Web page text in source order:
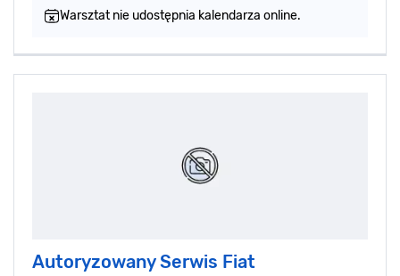
Warsztat nie udostępnia kalendarza online.
Autoryzowany Serwis Fiat